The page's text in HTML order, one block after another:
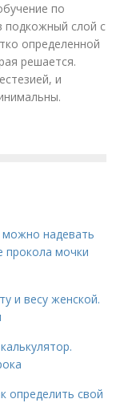
по
подкожный слой с
определенной
решается.
и
можно надевать
прокола мочки
и весу женской.
определить свой